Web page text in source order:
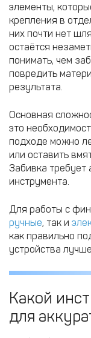
элементы,
крепления в
них почти нет
остаётся
понимать, чем
повредить
результата.
Основная
это
подходе можно
или оставить
Забивка требует
инструмента.
Для работы с
ручные, так и
как правильно
устройства
Какой
для